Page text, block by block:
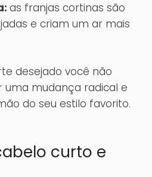
as franjas cortinas são
e criam um ar mais
desejado você não
uma mudança radical e
do seu estilo favorito.
curto e